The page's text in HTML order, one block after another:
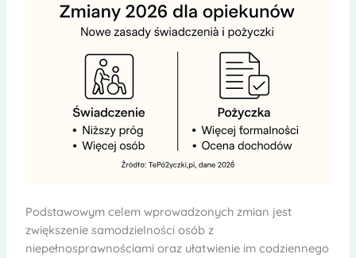
Podstawowym celem wprowadzonych zmian jest
zwiększenie samodzielności osób z
niepełnosprawnościami oraz ułatwienie im codziennego